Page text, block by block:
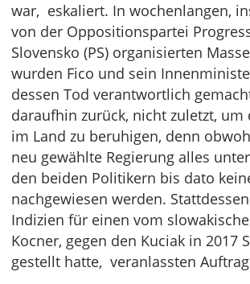
war, eskaliert. In wochenlangen,
von der Oppositionspartei
Slovensko (PS) organisierten
wurden Fico und sein
dessen Tod verantwortlich
daraufhin zurück, nicht zuletzt, um
im Land zu beruhigen, denn
neu gewählte Regierung alles
den beiden Politikern bis dato
nachgewiesen werden.
Indizien für einen vom
Kocner, gegen den Kuciak in 2017
gestellt hatte, veranlassten